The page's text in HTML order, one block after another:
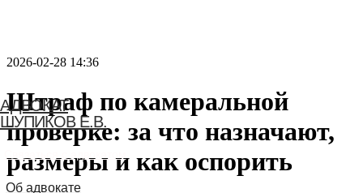
АДВОКАТ
ШУПИКОВ Е.В.
2026-02-28 14:36
Штраф по камеральной
проверке: за что назначают,
размеры и как оспорить